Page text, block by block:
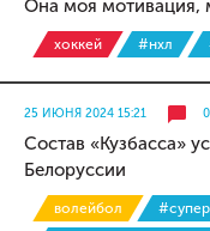
Она моя мотивация,
хоккей #нхл
25 ИЮНЯ 2024 15:21 0
Состав «Кузбасса»
Белоруссии
волейбол